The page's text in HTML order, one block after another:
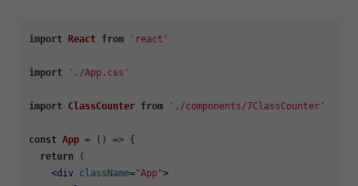
import React from 'react'
import './App.css'
import ClassCounter from './components/7ClassCounter'
const App = ( ) => {
return (
<div className="App">